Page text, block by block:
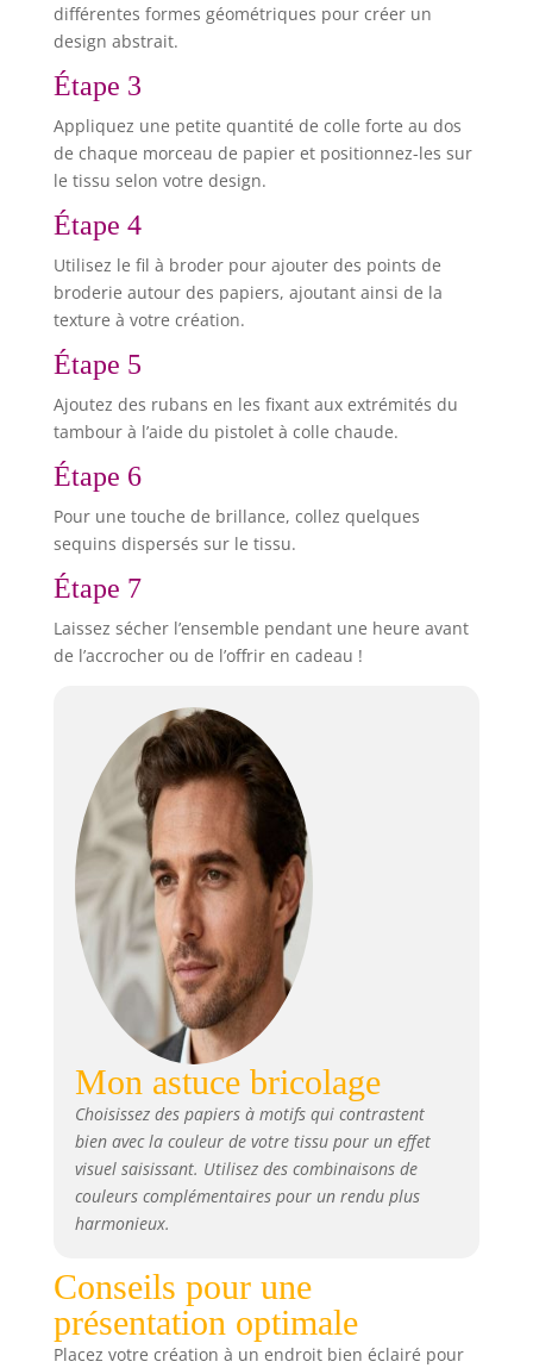
différentes formes géométriques pour créer un
design abstrait.
Étape 3
Appliquez une petite quantité de colle forte au dos
de chaque morceau de papier et positionnez-les sur
le tissu selon votre design.
Étape 4
Utilisez le fil à broder pour ajouter des points de
broderie autour des papiers, ajoutant ainsi de la
texture à votre création.
Étape 5
Ajoutez des rubans en les fixant aux extrémités du
tambour à l’aide du pistolet à colle chaude.
Étape 6
Pour une touche de brillance, collez quelques
sequins dispersés sur le tissu.
Étape 7
Laissez sécher l’ensemble pendant une heure avant
de l’accrocher ou de l’offrir en cadeau !
Mon astuce bricolage
Choisissez des papiers à motifs qui contrastent
bien avec la couleur de votre tissu pour un effet
visuel saisissant. Utilisez des combinaisons de
couleurs complémentaires pour un rendu plus
harmonieux.
Conseils pour une
présentation optimale
Placez votre création à un endroit bien éclairé pour